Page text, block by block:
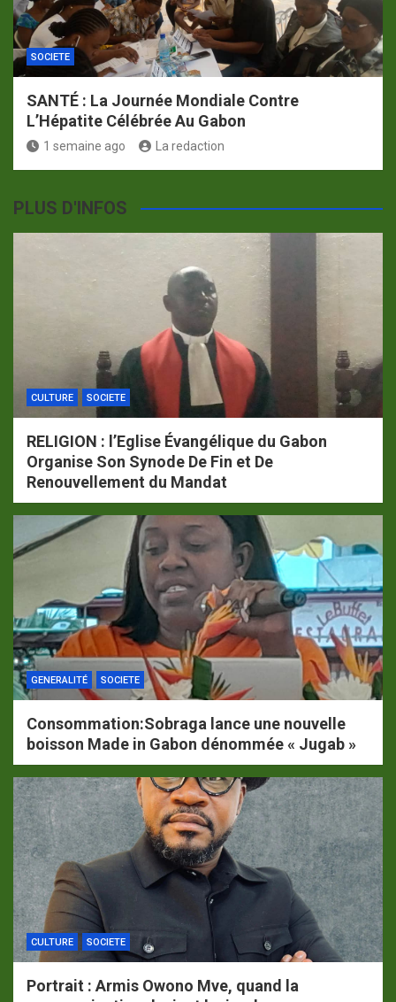
SOCIETE
SANTÉ : La Journée Mondiale Contre
L’Hépatite Célébrée Au Gabon
1 semaine ago La redaction
PLUS D'INFOS
CULTURE SOCIETE
RELIGION : l’Eglise Évangélique du Gabon
Organise Son Synode De Fin et De
Renouvellement du Mandat
GENERALITÉ SOCIETE
Consommation:Sobraga lance une nouvelle
boisson Made in Gabon dénommée « Jugab »
CULTURE SOCIETE
Portrait : Armis Owono Mve, quand la